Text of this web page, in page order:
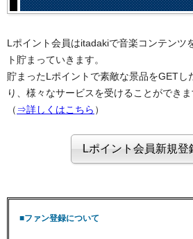
Lポイント会員はitadakiで音楽コンテンツ
ト貯まっていきます。
貯まったLポイントで素敵な景品をGETし
り、様々なサービスを受けることができま
（ ⇒詳しくはこちら ）
■ファン登録について